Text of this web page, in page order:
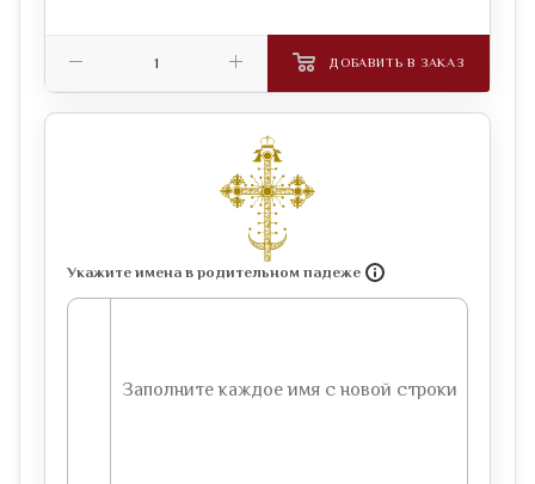
Укажите имена в родительном падеже
ДОБАВИТЬ В ЗАКАЗ